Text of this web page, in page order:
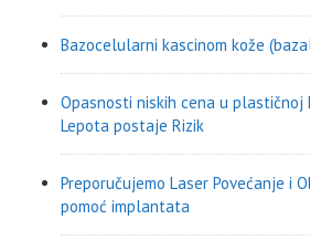
Bazocelularni kascinom kože
Opasnosti niskih cena u plastičnoj
Lepota postaje Rizik
Preporučujemo Laser Povećanje i
pomoć implantata